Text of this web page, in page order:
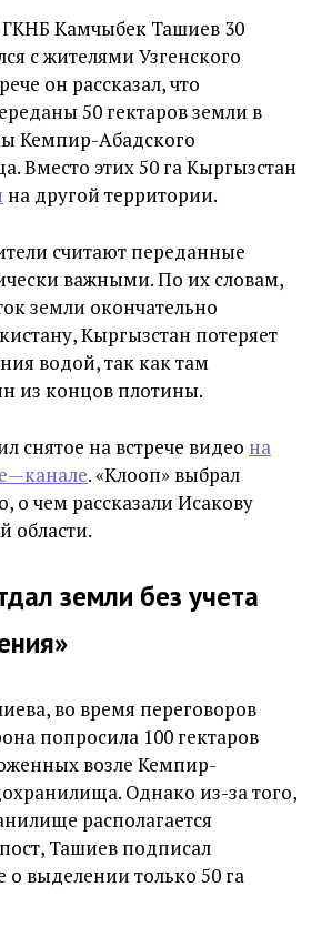
ГКНБ Камчыбек Ташиев 30
с жителями Узгенского
он рассказал, что
50 гектаров земли в
Кемпир-Абадского
Вместо этих 50 га Кыргызстан
на другой территории.
считают переданные
важными. По их словам,
земли окончательно
Кыргызстан потеряет
водой, так как там
из концов плотины.
снятое на встрече видео на
. «Клооп» выбрал
о чем рассказали Исакову
области.
земли без учета
во время переговоров
попросила 100 гектаров
возле Кемпир-
Однако из-за того,
располагается
Ташиев подписал
о выделении только 50 га